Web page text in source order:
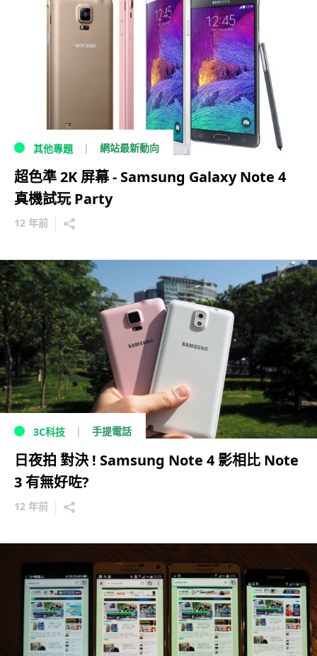
其他專題 網站最新動向
超色準 2K 屏幕 - Samsung Galaxy Note 4
真機試玩 Party
12 年前
3C科技 手提電話
日夜拍 對決 ! Samsung Note 4 影相比 Note
3 有無好咗?
12 年前